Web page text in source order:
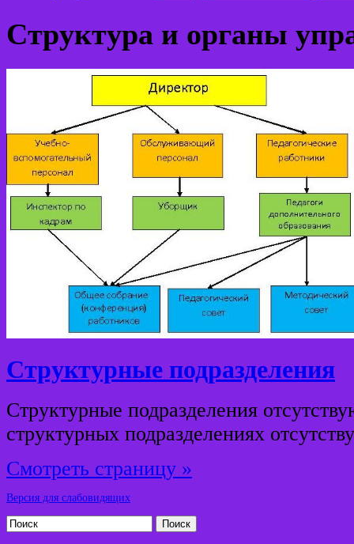
Структура и органы
Структурные подразделения
Структурные подразделения
структурных подразделениях
Смотреть страницу »
Версия для слабовидящих
Поиск